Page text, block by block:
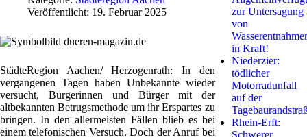
Veröffentlicht: 19. Februar 2025
StädteRegion Aachen/ Herzogenrath:
In den
vergangenen Tagen haben Unbekannte wieder
versucht, Bürgerinnen und Bürger mit der
altbekannten Betrugsmethode um ihr Erspartes zu
bringen. In den allermeisten Fällen blieb es bei
einem telefonischen Versuch. Doch der Anruf bei
zur Untersagung
von
in Kraft!
Niederzier:
tödlicher
Motorradunfall
auf der
Rhein-Erft:
Schwerer